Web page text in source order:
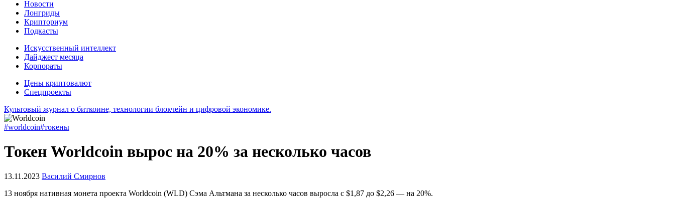
Новости
Лонгриды
Крипториум
Подкасты
Искусственный интеллект
Дайджест месяца
Корпораты
Цены криптовалют
Спецпроекты
Культовый журнал о биткоине, технологии блокчейн и цифровой экономике.
#worldcoin#токены
Токен Worldcoin вырос на 20% за несколько часов
13.11.2023 Василий Смирнов
13 ноября нативная монета проекта Worldcoin (WLD) Сэма Альтмана за несколько часов выросла с $1,87 до $2,26 — на 20%.